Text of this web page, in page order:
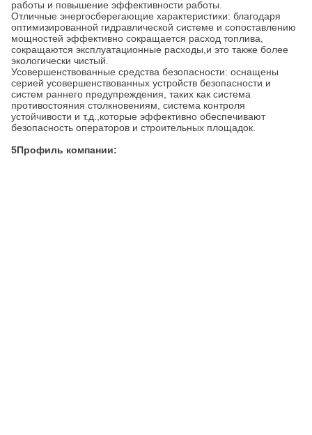
работы и повышение эффективности работы.
Отличные энергосберегающие характеристики: благодаря
оптимизированной гидравлической системе и сопоставлению
мощностей эффективно сокращается расход топлива,
сокращаются эксплуатационные расходы,и это также более
экологически чистый.
Усовершенствованные средства безопасности: оснащены
серией усовершенствованных устройств безопасности и
систем раннего предупреждения, таких как система
противостояния столкновениям, система контроля
устойчивости и т.д.,которые эффективно обеспечивают
безопасность операторов и строительных площадок.
5Профиль компании: